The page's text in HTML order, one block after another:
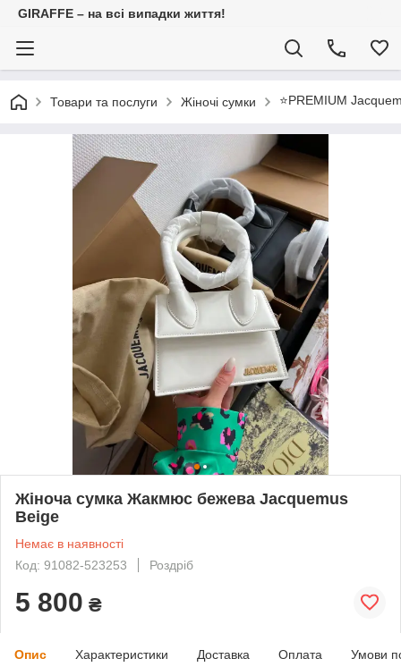
GIRAFFE – на всі випадки життя!
Товари та послуги Жіночі сумки ⭐️PREMIUM
Жіноча сумка Жакмюс бежева Jacquemus
Beige
Немає в наявності
Код: 91082-523253
Роздріб
5 800 ₴
Опис Характеристики Доставка Оплата Умови